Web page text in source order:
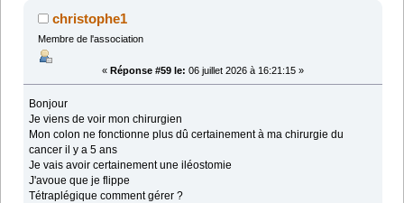
christophe1
Membre de l'association
« Réponse #59 le: 06 juillet 2026 à 16:21:15 »
Bonjour
Je viens de voir mon chirurgien
Mon colon ne fonctionne plus dû certainement à ma chirurgie du
cancer il y a 5 ans
Je vais avoir certainement une iléostomie
J'avoue que je flippe
Tétraplégique comment gérer ?